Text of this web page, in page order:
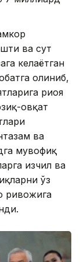
ва сут
келаётган
олиниб,
риоя
овқат
ва
мувофиқ
изчил ва
ўз
ривожига